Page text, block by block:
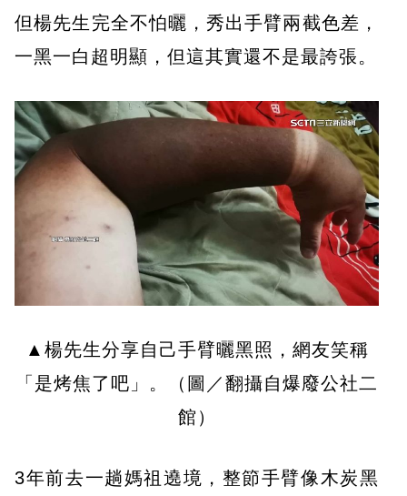
但楊先生完全不怕曬，秀出手臂兩截色差，
一黑一白超明顯，但這其實還不是最誇張。
▲楊先生分享自己手臂曬黑照，網友笑稱
「是烤焦了吧」。（圖／翻攝自爆廢公社二
館）
3年前去一趟媽祖遶境，整節手臂像木炭黑